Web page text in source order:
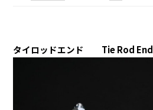
タイロッドエンド Tie Rod End